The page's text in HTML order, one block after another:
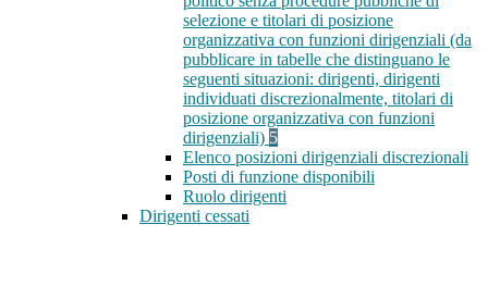
selezione e titolari di posizione
organizzativa con funzioni dirigenziali (da
pubblicare in tabelle che distinguano le
seguenti situazioni: dirigenti, dirigenti
individuati discrezionalmente, titolari di
posizione organizzativa con funzioni
dirigenziali) 5
Elenco posizioni dirigenziali discrezionali
Posti di funzione disponibili
Ruolo dirigenti
Dirigenti cessati